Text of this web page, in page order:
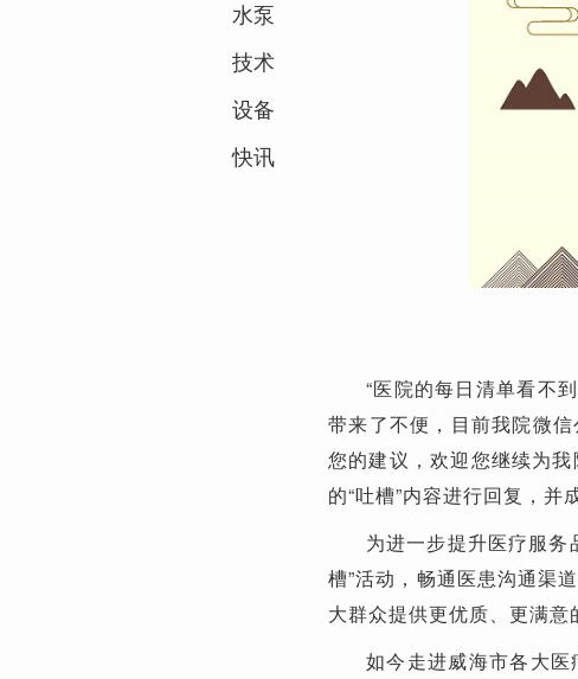
水泵
技术
设备
快讯
“医院的每日清单看不
带来了不便，目前我院微
您的建议，欢迎您继续为
的“吐槽”内容进行回复，并
为进一步提升医疗服务
槽”活动，畅通医患沟通渠
大群众提供更优质、更满意
如今走进威海市各大医